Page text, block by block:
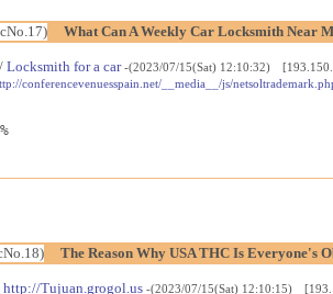
What Can A Weekly Car Locksmith Near
Locksmith for a car -(2023/07/15(Sat) 12:10:32)
conferencevenuesspain.net/__media__/js/
The Reason Why USA THC Is Everyone's
http://Tujuan.grogol.us -(2023/07/15(Sat) 12:10:15)